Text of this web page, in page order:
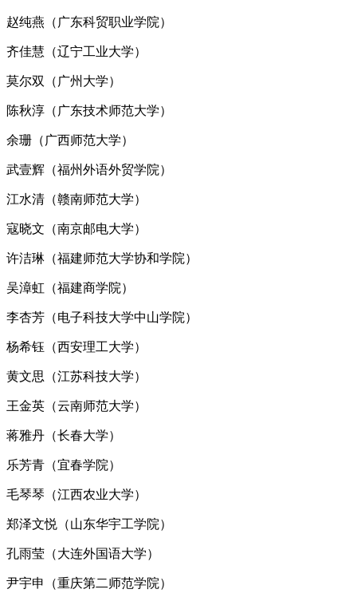
赵纯燕（广东科贸职业学院）
齐佳慧（辽宁工业大学）
莫尔双（广州大学）
陈秋淳（广东技术师范大学）
余珊（广西师范大学）
武壹辉（福州外语外贸学院）
江水清（赣南师范大学）
寇晓文（南京邮电大学）
许洁琳（福建师范大学协和学院）
吴漳虹（福建商学院）
李杏芳（电子科技大学中山学院）
杨希钰（西安理工大学）
黄文思（江苏科技大学）
王金英（云南师范大学）
蒋雅丹（长春大学）
乐芳青（宜春学院）
毛琴琴（江西农业大学）
郑泽文悦（山东华宇工学院）
孔雨莹（大连外国语大学）
尹宇申（重庆第二师范学院）